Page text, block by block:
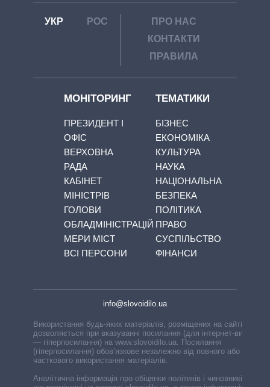
УКР РОС
ПРО НАС
КОНТАКТИ
ПРАВИЛА
МОНІТОРИНГ
ПРЕЗИДЕНТ І
ОФІС
ВЕРХОВНА
РАДА
КАБІНЕТ
МІНІСТРІВ
ГОЛОВИ
ОБЛАДМІНІСТРАЦІЙ
МЕРИ МІСТ
ВСІ ПЕРСОНИ
ТЕМАТИКИ
БІЗНЕС
ЕКОНОМІКА
КУЛЬТУРА
НАУКА
НАЦІОНАЛЬНА
БЕЗПЕКА
ПОЛІТИКА
ПРАВО
СУСПІЛЬСТВО
ФІНАНСИ
info@slovoidilo.ua
Використання будь-яких матеріалів, розміщених на сайті,
дозволяється при вказуванні посилання (для інтернет-видань
— гіперпосилання) на www.slovoidilo.ua. Посилання
(гіперпосилання) обов’язкове незалежно від повного або
часткового використання матеріалів.
Аналітична інформація про обіцянки політиків і чиновників,